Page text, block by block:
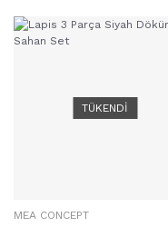
TÜKENDİ
MEA CONCEPT